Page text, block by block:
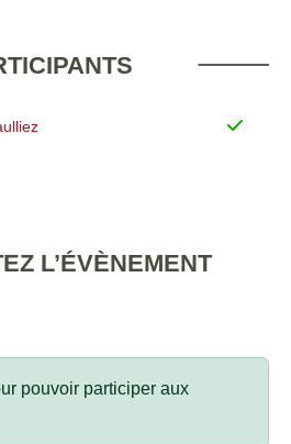
L’ÉVÈNEMENT
pouvoir participer aux